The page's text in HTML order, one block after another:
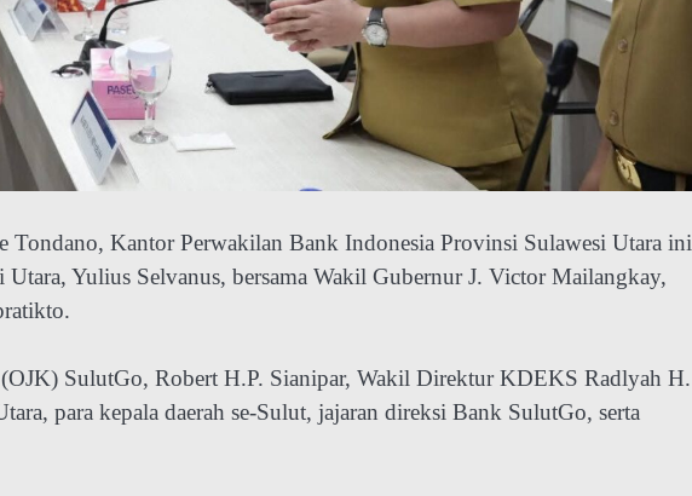
Tondano, Kantor Perwakilan Bank Indonesia Provinsi Sulawesi Utara ini
Yulius Selvanus, bersama Wakil Gubernur J. Victor Mailangkay,
SulutGo, Robert H.P. Sianipar, Wakil Direktur KDEKS Radlyah H.
para kepala daerah se-Sulut, jajaran direksi Bank SulutGo, serta